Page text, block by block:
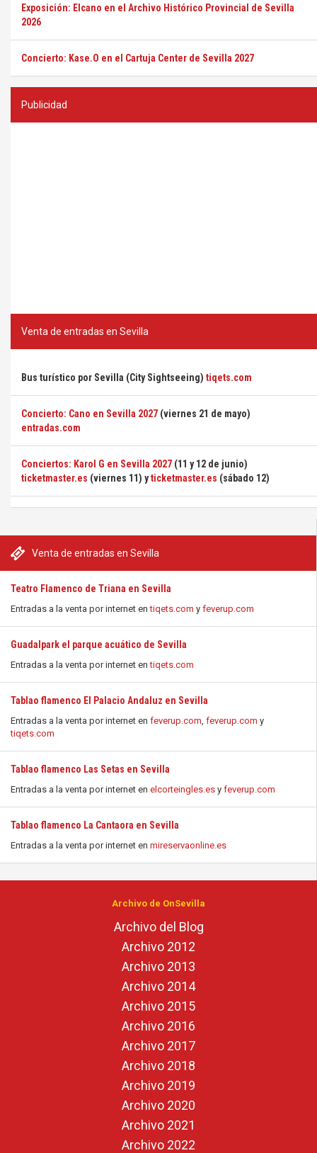
Venta de entradas en Sevilla
Teatro Flamenco de Triana en Sevilla
Entradas a la venta por internet entiqets.com y feverup.com
Guadalpark el parque acuático de Sevilla
Entradas a la venta por internet entiqets.com
Tablao flamenco El Palacio Andaluz en Sevilla
Entradas a la venta por internet en feverup.com, feverup.com y
tiqets.com
Tablao flamenco Las Setas en Sevilla
Entradas a la venta por internet en elcorteingles.es y feverup.com
Tablao flamenco La Cantaora en Sevilla
Entradas a la venta por internet en mireservaonline.es
Exposición: Elcano en el Archivo Histórico Provincial de Sevilla
2026
Concierto: Kase.O en el Cartuja Center de Sevilla 2027
Publicidad
Venta de entradas en Sevilla
Bus turístico por Sevilla (City Sightseeing) tiqets.com
Concierto: Cano en Sevilla 2027 (viernes 21 de mayo)
entradas.com
Conciertos: Karol G en Sevilla 2027 (11 y 12 de junio)
ticketmaster.es (viernes 11) yticketmaster.es (sábado 12)
Archivo de OnSevilla
Archivo del Blog
Archivo 2012
Archivo 2013
Archivo 2014
Archivo 2015
Archivo 2016
Archivo 2017
Archivo 2018
Archivo 2019
Archivo 2020
Archivo 2021
Archivo 2022